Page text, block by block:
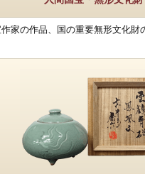
作家の作品、国の重要無形文化財